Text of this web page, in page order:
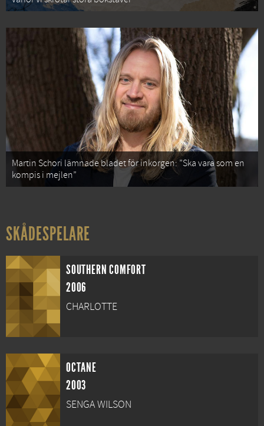
Martin Schori lämnade bladet för inkorgen: ”Ska vara som en
kompis i mejlen”
SKÅDESPELARE
SOUTHERN COMFORT
2006
CHARLOTTE
OCTANE
2003
SENGA WILSON